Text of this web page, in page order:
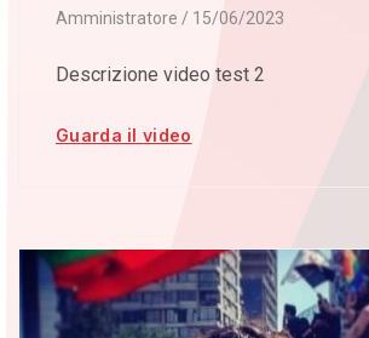
Amministratore 15/06/2023
Descrizione video test 2
Guarda il video